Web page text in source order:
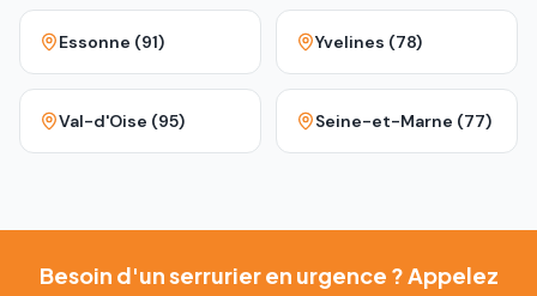
Essonne (91) Yvelines (78)
Val-d'Oise (95) Seine-et-Marne (77)
Besoin d'un serrurier en urgence ? Appelez